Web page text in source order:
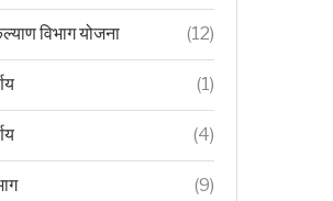
विभाग योजना (12)
(1)
(4)
(9)